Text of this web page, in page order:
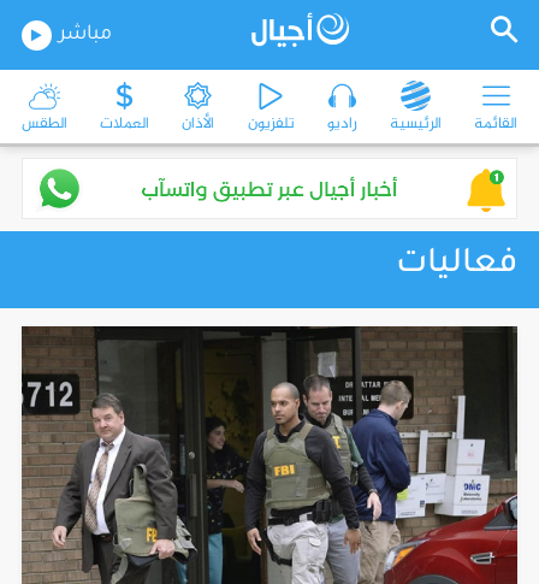
مباشر
القائمة الرئيسية راديو تلفزيون الأذان العملات الطقس
فعاليات